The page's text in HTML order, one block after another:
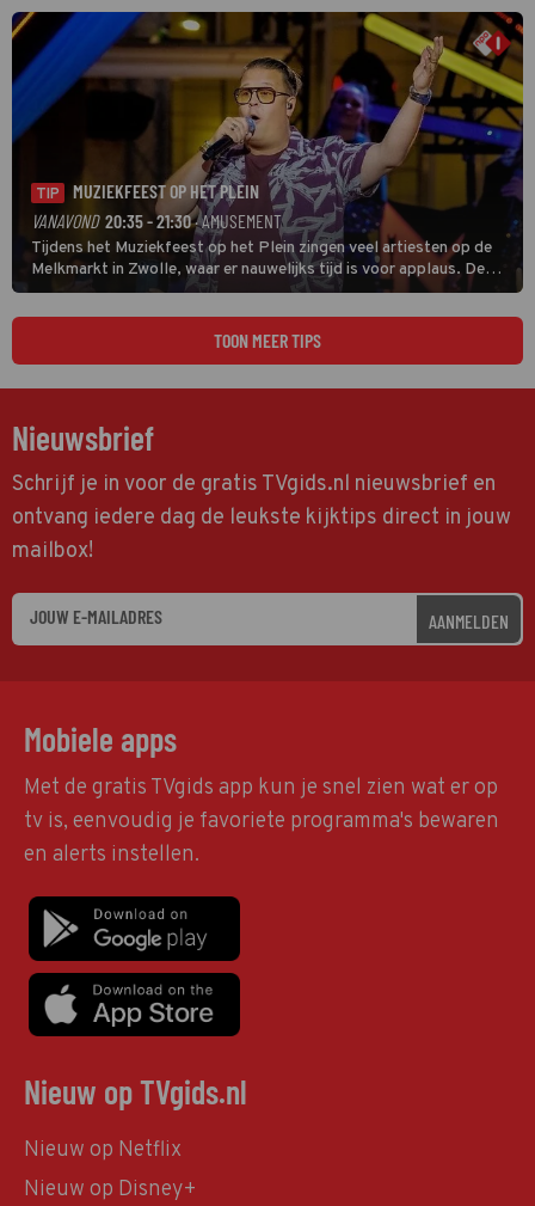
TIP
MUZIEKFEEST OP HET PLEIN
VANAVOND 20:35 - 21:30· AMUSEMENT
Tijdens het Muziekfeest op het Plein zingen veel artiesten op de
Melkmarkt in Zwolle, waar er nauwelijks tijd is voor applaus. De
grootste namen zijn André Hazes, Jannes, René Froger en
natuurlijk Rutger van Barneveld met zijn hit Zwoele Zomernachten.
TOON MEER TIPS
Nieuwsbrief
Schrijf je in voor de gratis TVgids.nl nieuwsbrief en
ontvang iedere dag de leukste kijktips direct in jouw
mailbox!
AANMELDEN
Mobiele apps
Met de gratis TVgids app kun je snel zien wat er op
tv is, eenvoudig je favoriete programma's bewaren
en alerts instellen.
Nieuw op TVgids.nl
Nieuw op Netflix
Nieuw op Disney+